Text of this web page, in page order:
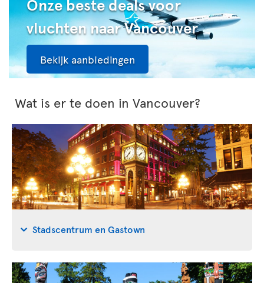
vluchten naar Vancouver
Bekijk aanbiedingen
Wat is er te doen in Vancouver?
Stadscentrum en Gastown